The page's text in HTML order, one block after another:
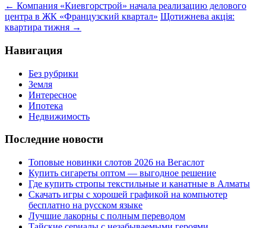
← Компания «Киевгорстрой» начала реализацию делового
центра в ЖК «Французский квартал» Щотижнева акція:
квартира тижня →
Навигация
Без рубрики
Земля
Интересное
Ипотека
Недвижимость
Последние новости
Топовые новинки слотов 2026 на Вегаслот
Купить сигареты оптом — выгодное решение
Где купить стропы текстильные и канатные в Алматы
Скачать игры с хорошей графикой на компьютер
бесплатно на русском языке
Лучшие лакорны с полным переводом